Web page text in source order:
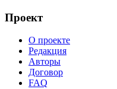
Проект
О проекте
Редакция
Авторы
Договор
FAQ